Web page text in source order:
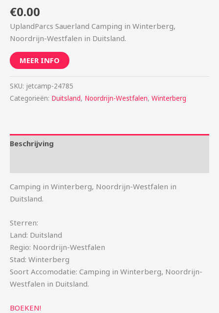
€0.00
UplandParcs Sauerland Camping in Winterberg,
Noordrijn-Westfalen in Duitsland.
MEER INFO
SKU: jetcamp-24785
Categorieën: Duitsland, Noordrijn-Westfalen, Winterberg
Beschrijving
Camping in Winterberg, Noordrijn-Westfalen in
Duitsland.
Sterren:
Land: Duitsland
Regio: Noordrijn-Westfalen
Stad: Winterberg
Soort Accomodatie: Camping in Winterberg, Noordrijn-
Westfalen in Duitsland.
BOEKEN!